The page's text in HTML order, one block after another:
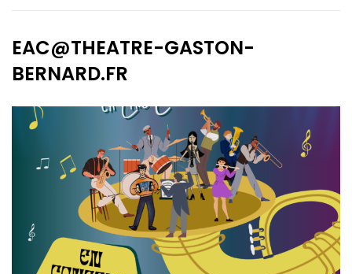
EAC@THEATRE-GASTON-
BERNARD.FR